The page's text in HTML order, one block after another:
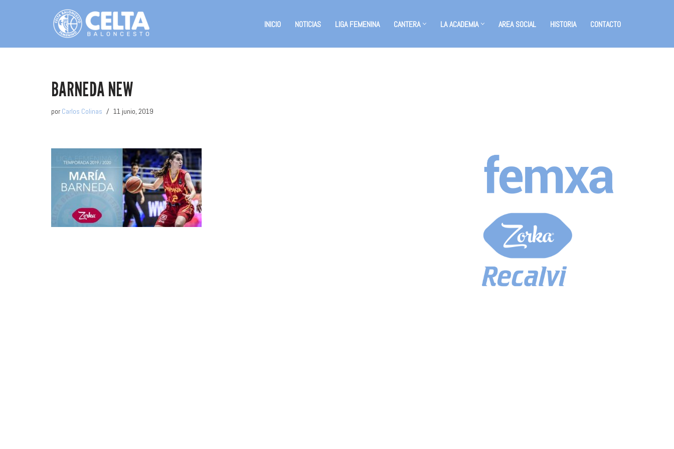
INICIO NOTICIAS LIGA FEMENINA CANTERA LA ACADEMIA AREA SOCIAL HISTORIA CONTACTO
BARNEDA NEW
por Carlos Colinas 11 junio, 2019